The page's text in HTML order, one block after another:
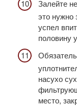
Залейте
это нужно
успел
половину
насухо
место,